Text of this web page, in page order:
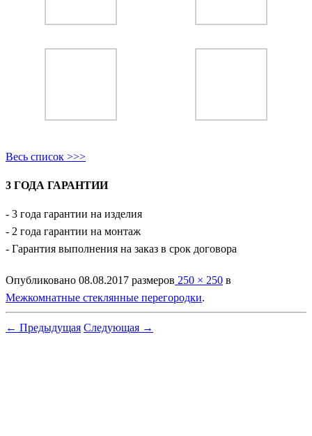
Весь список >>>
3 ГОДА ГАРАНТИИ
- 3 года гарантии на изделия
- 2 года гарантии на монтаж
- Гарантия выполнения на заказ в срок договора
Опубликовано 08.08.2017 размеров 250 × 250 в
Межкомнатные стеклянные перегородки.
← Предыдущая Следующая →